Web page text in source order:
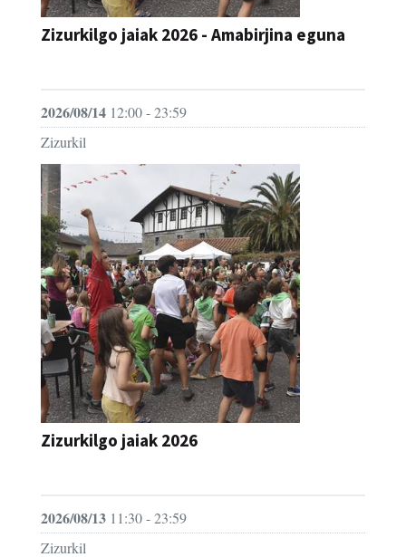
Zizurkilgo jaiak 2026 - Amabirjina eguna
2026/08/14 12:00 - 23:59
Zizurkil
Zizurkilgo jaiak 2026
2026/08/13 11:30 - 23:59
Zizurkil